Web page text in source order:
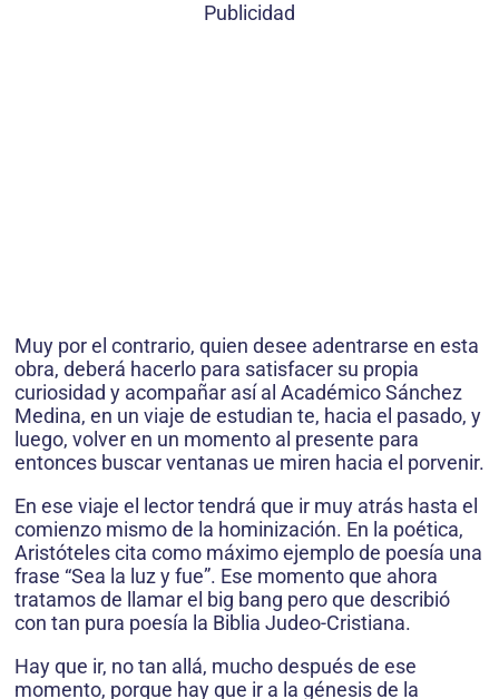
Publicidad
Muy por el contrario, quien desee adentrarse en esta
obra, deberá hacerlo para satisfacer su propia
curiosidad y acompañar así al Académico Sánchez
Medina, en un viaje de estudian te, hacia el pasado, y
luego, volver en un momento al presente para
entonces buscar ventanas ue miren hacia el porvenir.
En ese viaje el lector tendrá que ir muy atrás hasta el
comienzo mismo de la hominización. En la poética,
Aristóteles cita como máximo ejemplo de poesía una
frase “Sea la luz y fue”. Ese momento que ahora
tratamos de llamar el big bang pero que describió
con tan pura poesía la Biblia Judeo-Cristiana.
Hay que ir, no tan allá, mucho después de ese
momento, porque hay que ir a la génesis de la